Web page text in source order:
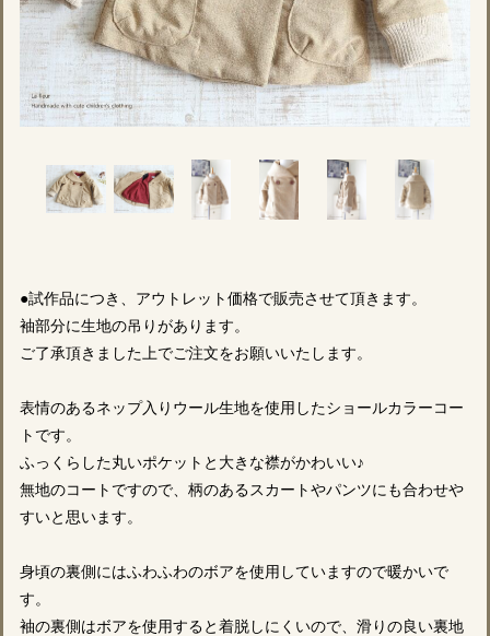
●試作品につき、アウトレット価格で販売させて頂きます。
袖部分に生地の吊りがあります。
ご了承頂きました上でご注文をお願いいたします。
表情のあるネップ入りウール生地を使用したショールカラーコー
トです。
ふっくらした丸いポケットと大きな襟がかわいい♪
無地のコートですので、柄のあるスカートやパンツにも合わせや
すいと思います。
身頃の裏側にはふわふわのボアを使用していますので暖かいで
す。
袖の裏側はボアを使用すると着脱しにくいので、滑りの良い裏地